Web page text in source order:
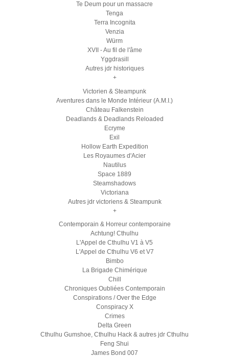
Te Deum pour un massacre
Tenga
Terra Incognita
Venzia
Würm
XVII - Au fil de l'âme
Yggdrasill
Autres jdr historiques
+
Victorien & Steampunk
Aventures dans le Monde Intérieur (A.M.I.)
Château Falkenstein
Deadlands & Deadlands Reloaded
Ecryme
Exil
Hollow Earth Expedition
Les Royaumes d'Acier
Nautilus
Space 1889
Steamshadows
Victoriana
Autres jdr victoriens & Steampunk
+
Contemporain & Horreur contemporaine
Achtung! Cthulhu
L'Appel de Cthulhu V1 à V5
L'Appel de Cthulhu V6 et V7
Bimbo
La Brigade Chimérique
Chill
Chroniques Oubliées Contemporain
Conspirations / Over the Edge
Conspiracy X
Crimes
Delta Green
Cthulhu Gumshoe, Cthulhu Hack & autres jdr Cthulhu
Feng Shui
James Bond 007